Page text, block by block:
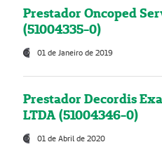
Prestador Oncoped
(51004335-0)
01 de Janeiro de 2019
Prestador Decordis
LTDA (51004346-0)
01 de Abril de 2020